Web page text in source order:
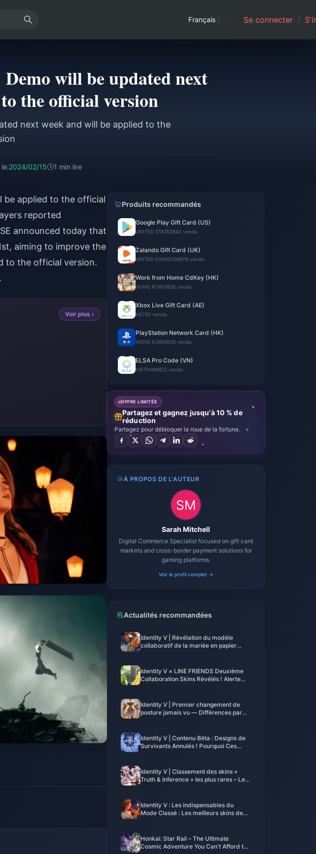
Français / Se connecter /
will be updated next
the official version
next week and will be applied to the
2024/02/15 1 min lire
be applied to the official
reported
announced today that
aiming to improve the
to the official version.
Voir plus ›
Produits recommandés
Google Play Gift Card (US)
UNITED STATES842 vendu
Zalando Gift Card (UK)
UNITED KINGDOM978 vendu
Work from Home CdKey (HK)
HONG KONG935 vendu
Xbox Live Gift Card (AE)
AE755 vendu
PlayStation Network Card (HK)
HONG KONG830 vendu
ELSA Pro Code (VN)
VIETNAM822 vendu
OFFRE LIMITÉE
Partagez et gagnez jusqu'à 10 % de
réduction
Partagez pour débloquer la roue de la fortune.
À PROPOS DE L'AUTEUR
Sarah Mitchell
Digital Commerce Specialist focused on gift card
markets and cross-border payment solutions for
gaming platforms.
Voir le profil complet →
Actualités recommandées
Identity V | Révélation du modèle
collaboratif de la mariée en papier
Identity V × LINE FRIENDS Deuxième
Collaboration Skins Révélés ! Alerte
Identity V | Premier changement de
posture jamais vu — Différences par
Identity V | Contenu Bêta : Designs de
Survivants Annulés ! Pourquoi Ces
Identity V | Classement des skins «
Truth & Inference » les plus rares – Les
Identity V : Les indispensables du
Mode Classé : Les meilleurs skins de
Honkai: Star Rail – The Ultimate
Cosmic Adventure You Can't Afford to